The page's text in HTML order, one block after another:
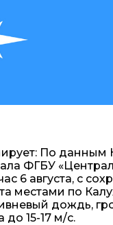
По данным
ФГБУ
6 августа, с
местами по
дождь,
до 15-17 м/с.